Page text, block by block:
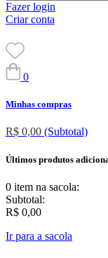
Fazer login
Criar conta
0
Minhas compras
R$ 0,00 (Subtotal)
Últimos produtos
0 item na sacola:
Subtotal:
R$ 0,00
Ir para a sacola